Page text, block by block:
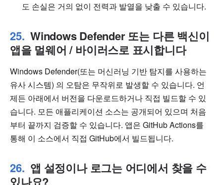
도 손실은 거의 없이 전력과 발열을 낮출 수 있습니다.
Windows Defender 또는 다른 백신이
앱을 멀웨어 / 바이러스로 표시합니다
Windows Defender(또는 머신러닝 기반 탐지를 사용하는
유사 시스템) 의 오탐은 무작위로 발생할 수 있습니다. 언
제든 아래에서 버전을 다운로드하거나 직접 빌드할 수 있
습니다. 모든 애플리케이션 소스는 공개되어 있으며 처음
부터 끝까지 검증할 수 있습니다. 앱은 GitHub Actions를
통해 이 소스에서 직접 GitHub에서 빌드됩니다.
앱 설정이나 로그는 어디에서 찾을 수
있나요?